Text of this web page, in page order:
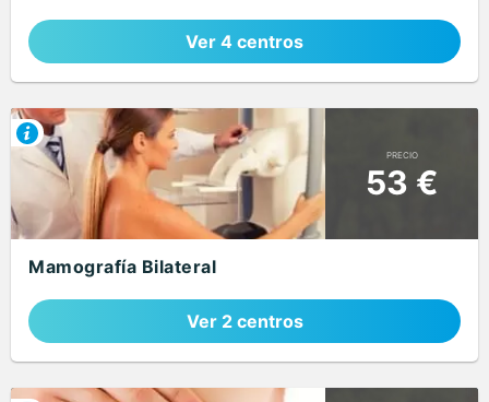
Ver 4 centros
PRECIO
53 €
Mamografía Bilateral
Ver 2 centros